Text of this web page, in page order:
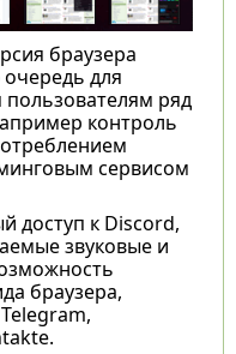
браузера
для
ряд
контроль
сервисом
доступ к Discord,
звуковые и
браузера,